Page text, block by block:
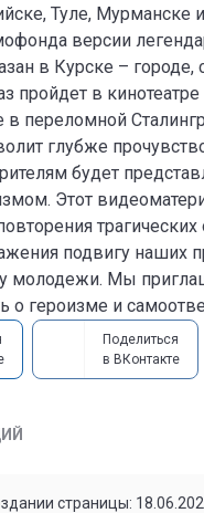
Туле,
версии
в Курске –
пройдет в
в переломной
глубже
будет
Этот
подвигу наших
у молодежи. Мы
о героизме и
Поделиться
в ВКонтакте
страницы: